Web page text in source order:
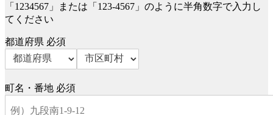
「1234567」または「123-4567」のように半角数字で入力し
てください
都道府県 必須
町名・番地 必須